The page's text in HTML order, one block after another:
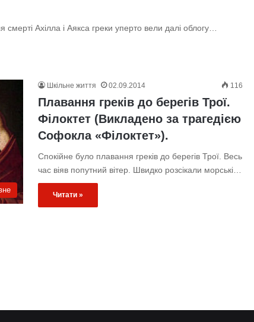
Ахілла і Аякса греки уперто вели далі облогу…
Шкільне життя 02.09.2014 116
Плавання греків до берегів Трої.
Філоктет (Викладено за трагедією
Софокла «Філоктет»).
Спокійне було плавання греків до берегів Трої. Весь
час віяв попутний вітер. Швидко розсікали морські…
Читати »